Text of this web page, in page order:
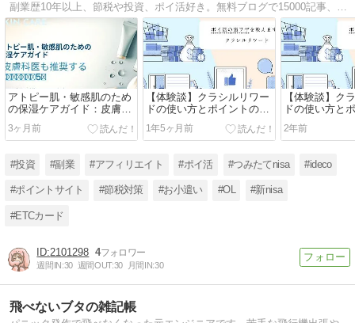
副業歴10年以上、節税や投資、ポイ活好き。無料ブログで15000記事、wordpress初心者、iDeCoやつみたてNISA、ETCカードやETC車載器についてなどノウハウを発信。
アトピー肌・敏感肌のため
の保湿ケアガイド：皮膚科
医も推奨する低刺激クリー
ム5選
3ヶ月前
【体験談】クラシルリワー
ドの使い方とポイントの貯
め方
1年5ヶ月前
【体験談】ク
ドの使い方と
め方
2年前
#投資 #副業 #アフィリエイト #ポイ活 #つみたてnisa #ideco
#ポイントサイト #節税対策 #お小遣い #OL #新nisa
#ETCカード
2101298 4
週間IN:30 週間OUT:30 月間IN:30
飛べないブタの雑記帳